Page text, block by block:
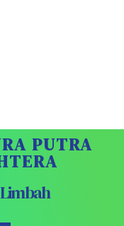
PUTRA